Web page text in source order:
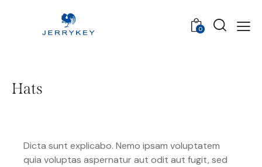
0
Hats
Dicta sunt explicabo. Nemo ipsam voluptatem
quia voluptas aspernatur aut odit aut fugit, sed